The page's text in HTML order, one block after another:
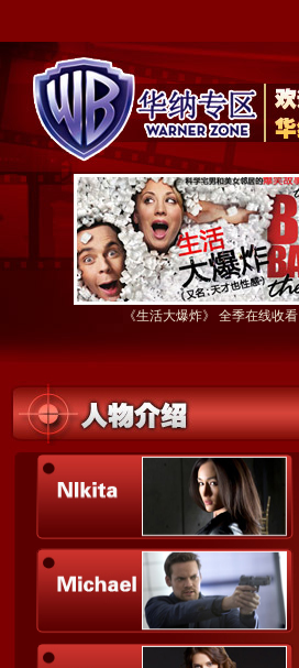
《生活大爆炸》 全季在线收看